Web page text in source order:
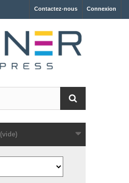
Connexion
Contactez-nous
(vide)